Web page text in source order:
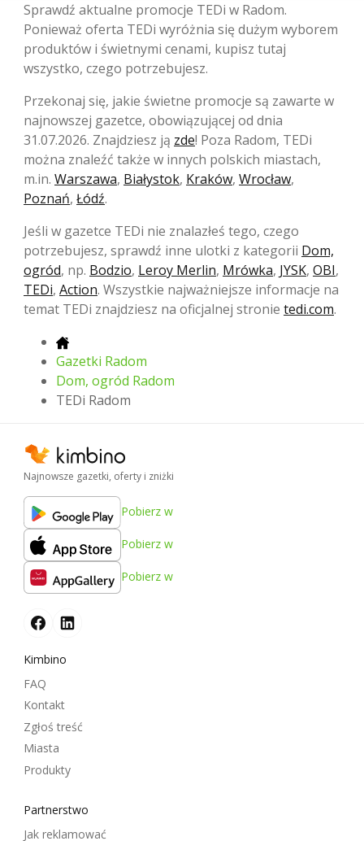
Sprawdź aktualne promocje TEDi w Radom.
Ponieważ oferta TEDi wyróżnia się dużym wyborem
produktów i świetnymi cenami, kupisz tutaj
wszystko, czego potrzebujesz.
Przekonaj się, jakie świetne promocje są zawarte w
najnowszej gazetce, obowiązującej od dnia
31.07.2026. Znajdziesz ją zde! Poza Radom, TEDi
można znaleźć także w innych polskich miastach,
m.in. Warszawa, Białystok, Kraków, Wrocław,
Poznań, Łódź.
Jeśli w gazetce TEDi nie znalazłeś tego, czego
potrzebujesz, sprawdź inne ulotki z kategorii Dom,
ogród, np. Bodzio, Leroy Merlin, Mrówka, JYSK, OBI,
TEDi, Action. Wszystkie najważniejsze informacje na
temat TEDi znajdziesz na oficjalnej stronie tedi.com.
Gazetki Radom
Dom, ogród Radom
TEDi Radom
Najnowsze gazetki, oferty i zniżki
Pobierz w
Pobierz w
Pobierz w
Kimbino
FAQ
Kontakt
Zgłoś treść
Miasta
Produkty
Partnerstwo
Jak reklamować